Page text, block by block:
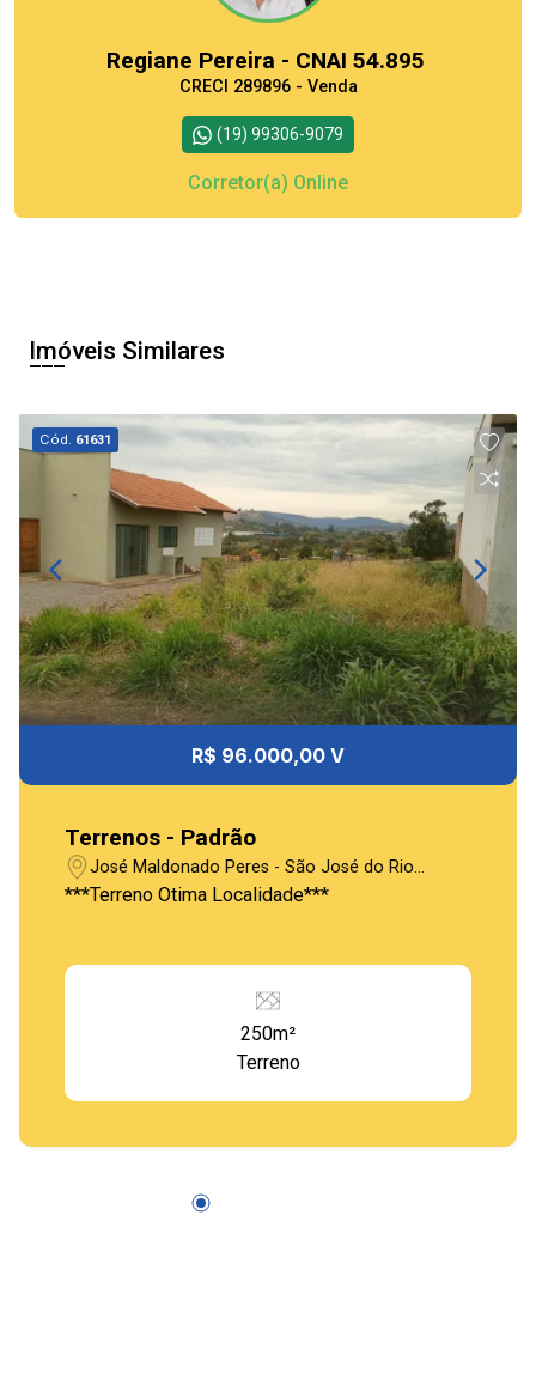
Regiane Pereira - CNAI 54.895
CRECI 289896 - Venda
(19) 99306-9079
Corretor(a) Online
Imóveis Similares
Cód. 61631
R$ 96.000,00 V
Terrenos - Padrão
José Maldonado Peres - São José do Rio
Pardo/SP
***Terreno Otima Localidade***
250m²
Terreno